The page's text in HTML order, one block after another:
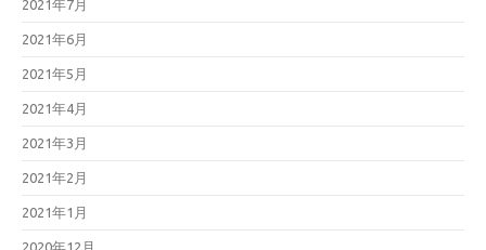
2021年7月
2021年6月
2021年5月
2021年4月
2021年3月
2021年2月
2021年1月
2020年12月